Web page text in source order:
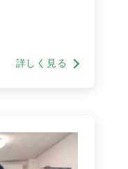
詳しく見る